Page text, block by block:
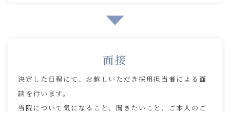
面接
決定した日程にて、お越しいただき採用担当者による面
談を行います。
当院について気になること、聞きたいこと、ご本人のご